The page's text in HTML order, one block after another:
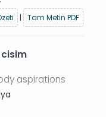
| Tam Metin PDF
aspirations